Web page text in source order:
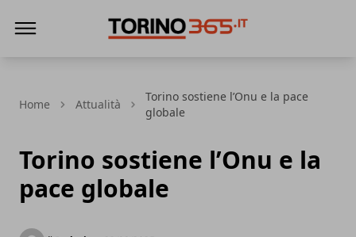
Home Attualità
Torino sostiene l’Onu e la pace
globale
Torino sostiene l’Onu e la
pace globale